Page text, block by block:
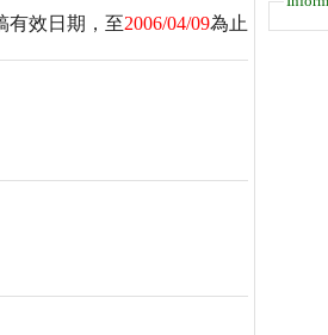
有效日期，至2006/04/09為止